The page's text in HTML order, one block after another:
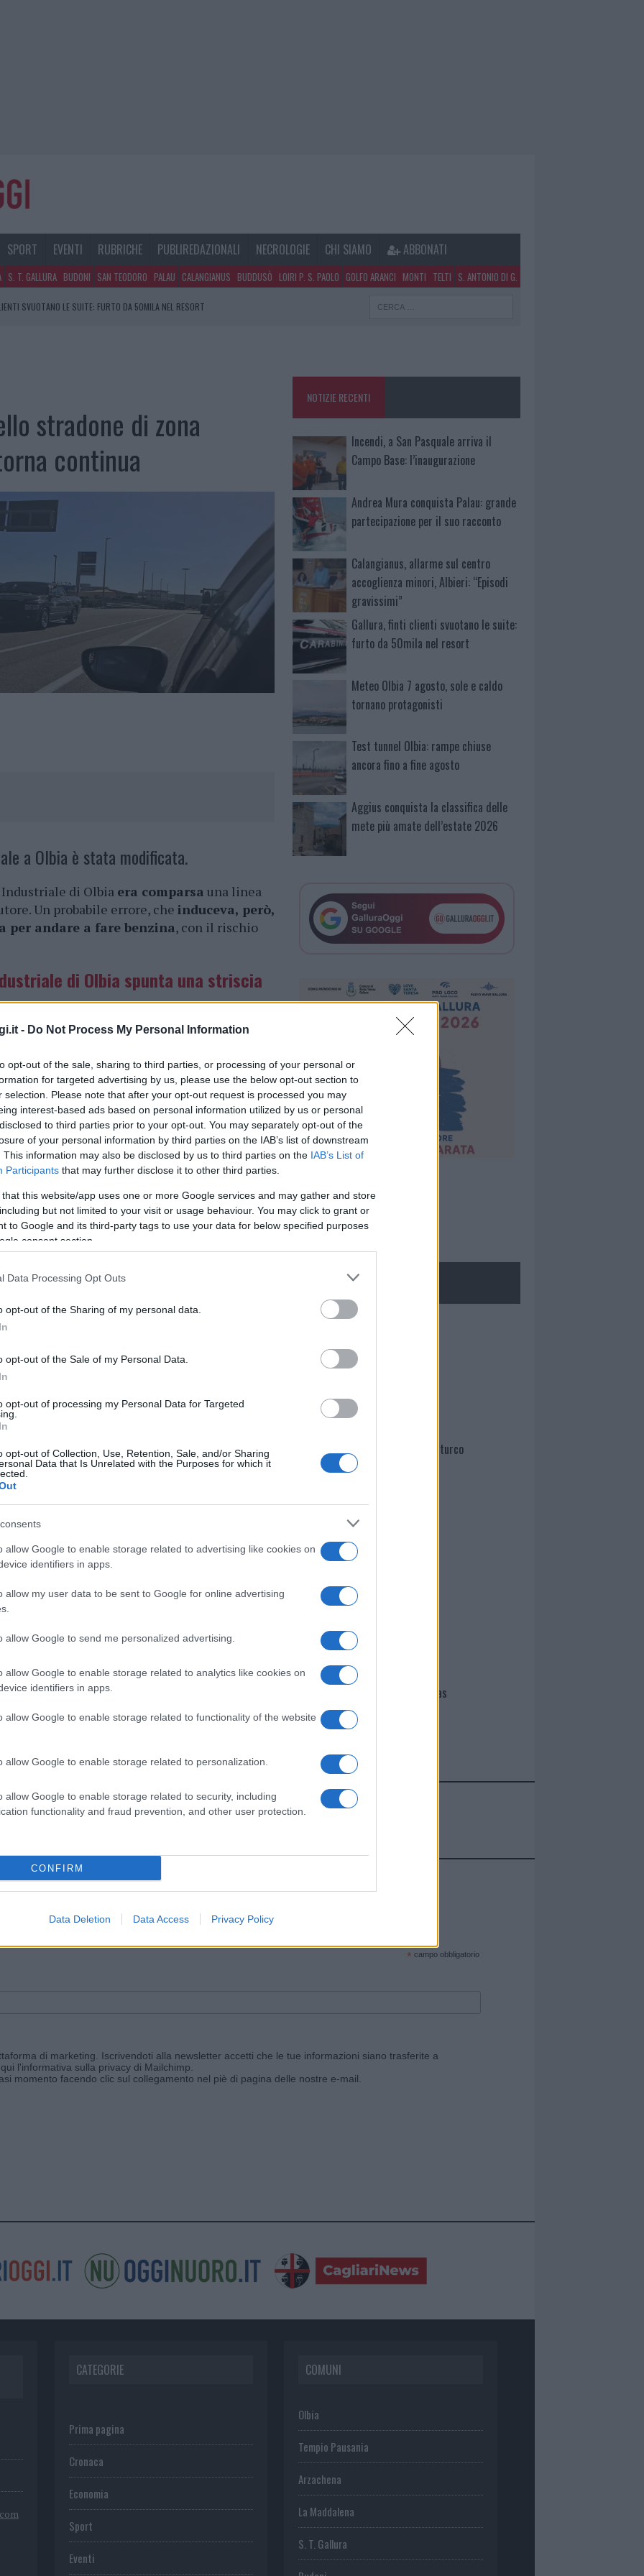
- Do Not Process My Personal Information
opt-out of the sale, sharing to third parties, or processing of your personal or
for targeted advertising by us, please use the below opt-out section to
selection. Please note that after your opt-out request is processed you may
interest-based ads based on personal information utilized by us or personal
to third parties prior to your opt-out. You may separately opt-out of the
of your personal information by third parties on the IAB’s list of downstream
This information may also be disclosed by us to third parties on the IAB’s List of
Participants that may further disclose it to other third parties.
that this website/app uses one or more Google services and may gather and store
but not limited to your visit or usage behaviour. You may click to grant or
to Google and its third-party tags to use your data for below specified purposes
consent section.
Data Processing Opt Outs
opt-out of the Sharing of my personal data.
opt-out of the Sale of my Personal Data.
opt-out of processing my Personal Data for Targeted
opt-out of Collection, Use, Retention, Sale, and/or Sharing
Data that Is Unrelated with the Purposes for which it
allow Google to enable storage related to advertising like cookies on
identifiers in apps.
allow my user data to be sent to Google for online advertising
allow Google to send me personalized advertising.
allow Google to enable storage related to analytics like cookies on
identifiers in apps.
allow Google to enable storage related to functionality of the website
allow Google to enable storage related to personalization.
allow Google to enable storage related to security, including
functionality and fraud prevention, and other user protection.
CONFIRM
Data Deletion Data Access Privacy Policy
SPORT EVENTI RUBRICHE PUBLIREDAZIONALI NECROLOGIE CHI SIAMO ABBONATI
S. T. GALLURA BUDONI SAN TEODORO PALAU CALANGIANUS BUDDUSÒ LOIRI P. S. PAOLO GOLFO ARANCI MONTI TELTI S. ANTONIO DI G.
SVUOTANO LE SUITE: FURTO DA 50MILA NEL RESORT
stradone di zona
continua
a Olbia è stata modificata.
di Olbia era comparsa una linea
Un probabile errore, che induceva, però,
per andare a fare benzina, con il rischio
di Olbia spunta una striscia
quindi, cara agli automobilisti di Olbia.
modificata e la linea discontinua
, per garantire così la sicurezza.
cliccandoqui
nella sezioneLogindal menù del sito o
NOTIZIE RECENTI
Incendi, a San Pasquale arriva il
Campo Base: l’inaugurazione
Andrea Mura conquista Palau: grande
partecipazione per il suo racconto
Calangianus, allarme sul centro
accoglienza minori, Albieri: “Episodi
gravissimi”
Gallura, finti clienti svuotano le suite:
furto da 50mila nel resort
Meteo Olbia 7 agosto, sole e caldo
tornano protagonisti
Test tunnel Olbia: rampe chiuse
ancora fino a fine agosto
Aggius conquista la classifica delle
mete più amate dell’estate 2026
NECROLOGIE
Martina Agostina Diturco
I nostri cari
I nostri cari
Giovannimaria Cabras
Invia un Comunicato Stampa|Pubblicità|Segnala
e ricevi le nostre email periodiche contenenti le ultime notizie pubblicate sul sito web!
* campo obbligatorio
di marketing. Iscrivendoti alla newsletter accetti che le tue informazioni siano trasferite a
l'informativa sulla privacy di Mailchimp
momento facendo clic sul collegamento nel piè di pagina delle nostre e-mail.
CATEGORIE
Prima pagina
Cronaca
Economia
Sport
Eventi
COMUNI
Olbia
Tempio Pausania
Arzachena
La Maddalena
S. T. Gallura